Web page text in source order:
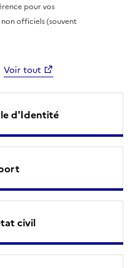
pour vos
officiels (souvent
Voir tout
d'Identité
civil